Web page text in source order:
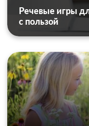
Речевые игры
с пользой